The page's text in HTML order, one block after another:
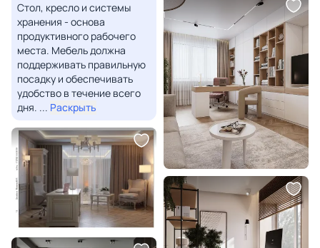
Стол, кресло и системы
хранения - основа
продуктивного рабочего
места. Мебель должна
поддерживать правильную
посадку и обеспечивать
удобство в течение всего
дня. ... Раскрыть